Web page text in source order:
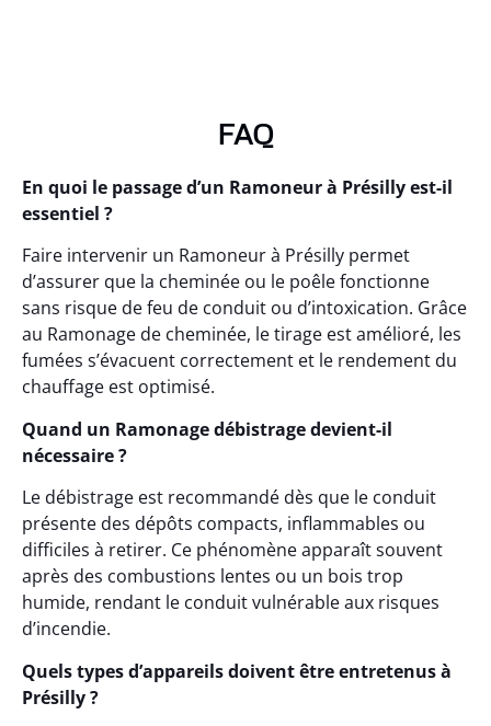
FAQ
En quoi le passage d’un Ramoneur à Présilly est-il
essentiel ?
Faire intervenir un Ramoneur à Présilly permet
d’assurer que la cheminée ou le poêle fonctionne
sans risque de feu de conduit ou d’intoxication. Grâce
au Ramonage de cheminée, le tirage est amélioré, les
fumées s’évacuent correctement et le rendement du
chauffage est optimisé.
Quand un Ramonage débistrage devient-il
nécessaire ?
Le débistrage est recommandé dès que le conduit
présente des dépôts compacts, inflammables ou
difficiles à retirer. Ce phénomène apparaît souvent
après des combustions lentes ou un bois trop
humide, rendant le conduit vulnérable aux risques
d’incendie.
Quels types d’appareils doivent être entretenus à
Présilly ?